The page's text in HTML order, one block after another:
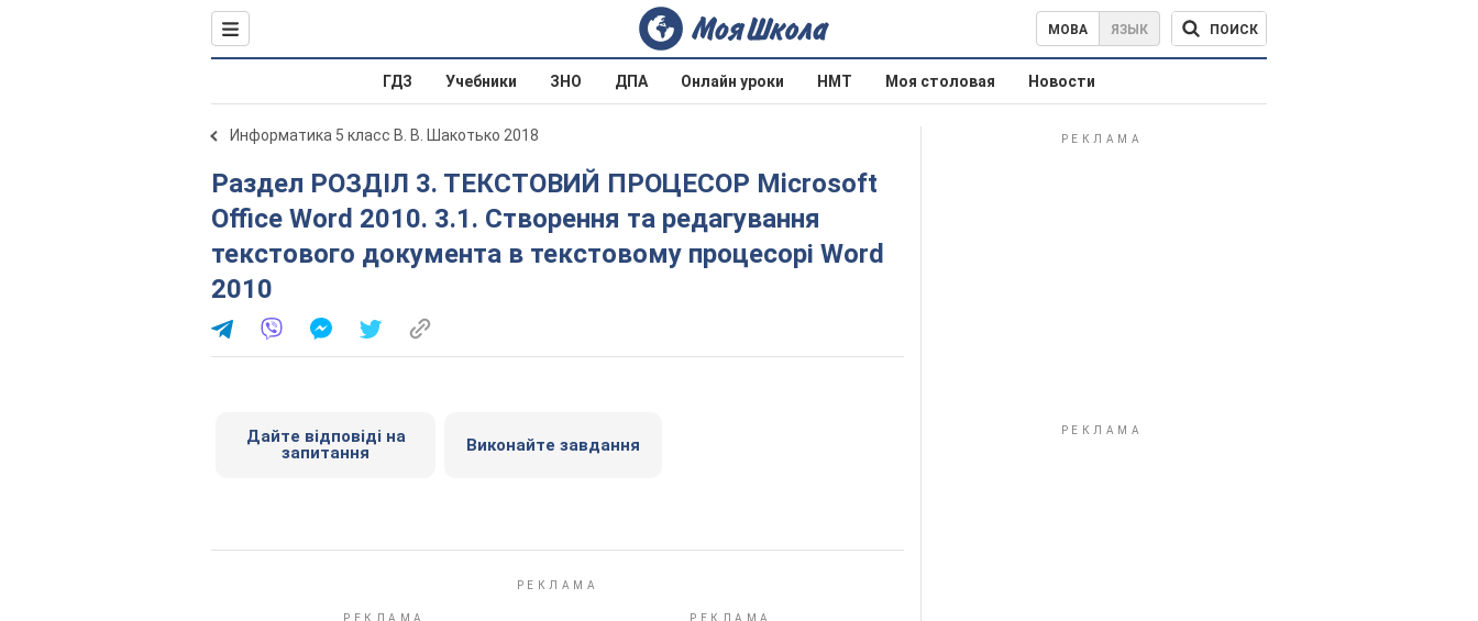
МОВА ЯЗЫК ПОИСК
ГДЗ Учебники ЗНО ДПА Онлайн уроки НМТ Моя столовая Новости
Информатика 5 класс В. В. Шакотько 2018
Раздел РОЗДІЛ 3. ТЕКСТОВИЙ ПРОЦЕСОР Microsoft
Office Word 2010. 3.1. Створення та редагування
текстового документа в текстовому процесорі Word
2010
Дайте відповіді на
запитання
Виконайте завдання